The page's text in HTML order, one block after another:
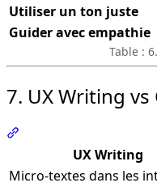
Table :
Utiliser un ton juste
Guider avec empathie
7. UX Writing
UX Writing
Micro-textes dans les